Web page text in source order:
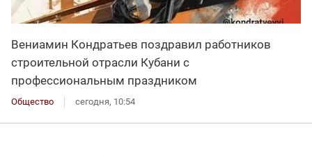
Вениамин Кондратьев поздравил работников
строительной отрасли Кубани с
профессиональным праздником
Общество сегодня, 10:54